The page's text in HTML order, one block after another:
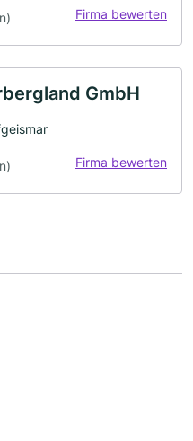
Firma bewerten
GmbH
Firma bewerten